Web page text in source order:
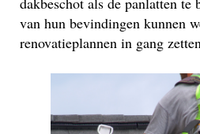
van hun bevindingen kunnen
renovatieplannen in gang